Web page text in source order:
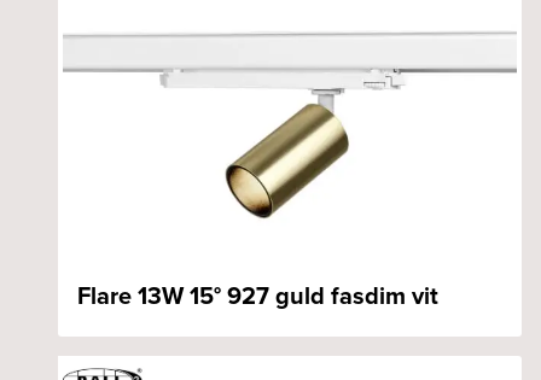
Flare 13W 15° 927 guld fasdim vit